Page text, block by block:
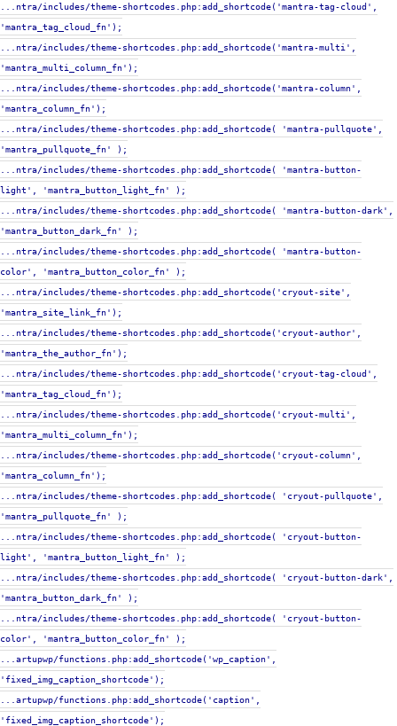
...ntra/includes/theme-shortcodes.php:add_shortcode('mantra-tag-cloud',
'mantra_tag_cloud_fn');
...ntra/includes/theme-shortcodes.php:add_shortcode('mantra-multi',
'mantra_multi_column_fn');
...ntra/includes/theme-shortcodes.php:add_shortcode('mantra-column',
'mantra_column_fn');
...ntra/includes/theme-shortcodes.php:add_shortcode( 'mantra-pullquote',
'mantra_pullquote_fn' );
...ntra/includes/theme-shortcodes.php:add_shortcode( 'mantra-button-
light', 'mantra_button_light_fn' );
...ntra/includes/theme-shortcodes.php:add_shortcode( 'mantra-button-dark',
'mantra_button_dark_fn' );
...ntra/includes/theme-shortcodes.php:add_shortcode( 'mantra-button-
color', 'mantra_button_color_fn' );
...ntra/includes/theme-shortcodes.php:add_shortcode('cryout-site',
'mantra_site_link_fn');
...ntra/includes/theme-shortcodes.php:add_shortcode('cryout-author',
'mantra_the_author_fn');
...ntra/includes/theme-shortcodes.php:add_shortcode('cryout-tag-cloud',
'mantra_tag_cloud_fn');
...ntra/includes/theme-shortcodes.php:add_shortcode('cryout-multi',
'mantra_multi_column_fn');
...ntra/includes/theme-shortcodes.php:add_shortcode('cryout-column',
'mantra_column_fn');
...ntra/includes/theme-shortcodes.php:add_shortcode( 'cryout-pullquote',
'mantra_pullquote_fn' );
...ntra/includes/theme-shortcodes.php:add_shortcode( 'cryout-button-
light', 'mantra_button_light_fn' );
...ntra/includes/theme-shortcodes.php:add_shortcode( 'cryout-button-dark',
'mantra_button_dark_fn' );
...ntra/includes/theme-shortcodes.php:add_shortcode( 'cryout-button-
color', 'mantra_button_color_fn' );
...artupwp/functions.php:add_shortcode('wp_caption',
'fixed_img_caption_shortcode');
...artupwp/functions.php:add_shortcode('caption',
'fixed_img_caption_shortcode');